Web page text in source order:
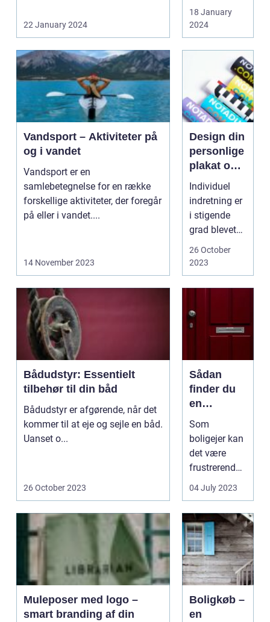
22 January 2024
omegn, kan
det føles
som en
uoverskuelig
opgave at fi...
18 January
2024
Vandsport – Aktiviteter på
og i vandet
Vandsport er en
samlebetegnelse for en række
forskellige aktiviteter, der foregår
på eller i vandet....
14 November 2023
Design din
personlige
plakat og
giv dit
hjem et
personligt
præg
Individuel
indretning er
i stigende
grad blevet
en
dominerende
trend inden
for
ng. Denn...
26 October
2023
Bådudstyr: Essentielt
tilbehør til din båd
Bådudstyr er afgørende, når det
kommer til at eje og sejle en båd.
Uanset o...
26 October 2023
Sådan
finder du
en
pålidelig
låsesmed i
Hørsholm
Som
boligejer kan
det være
frustrerende
at stå uden
for sit eget
hus med en
ødela...
04 July 2023
Muleposer med logo –
smart branding af din
Boligkøb –
en